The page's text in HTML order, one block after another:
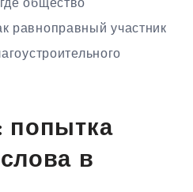
общество
равноправный участник
попытка
в